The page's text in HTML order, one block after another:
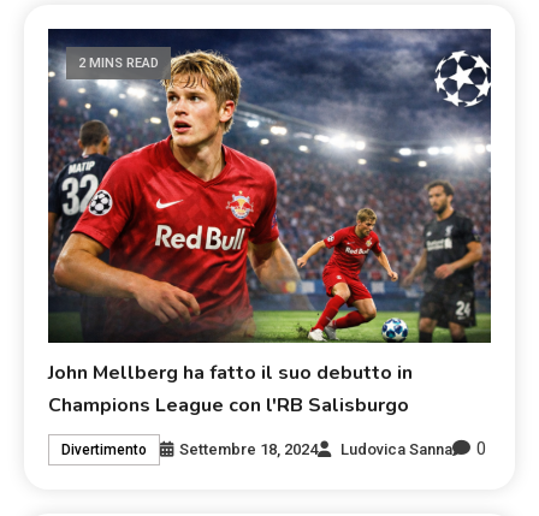
2 MINS READ
John Mellberg ha fatto il suo debutto in
Champions League con l'RB Salisburgo
Divertimento Settembre 18, 2024 Ludovica Sanna 0